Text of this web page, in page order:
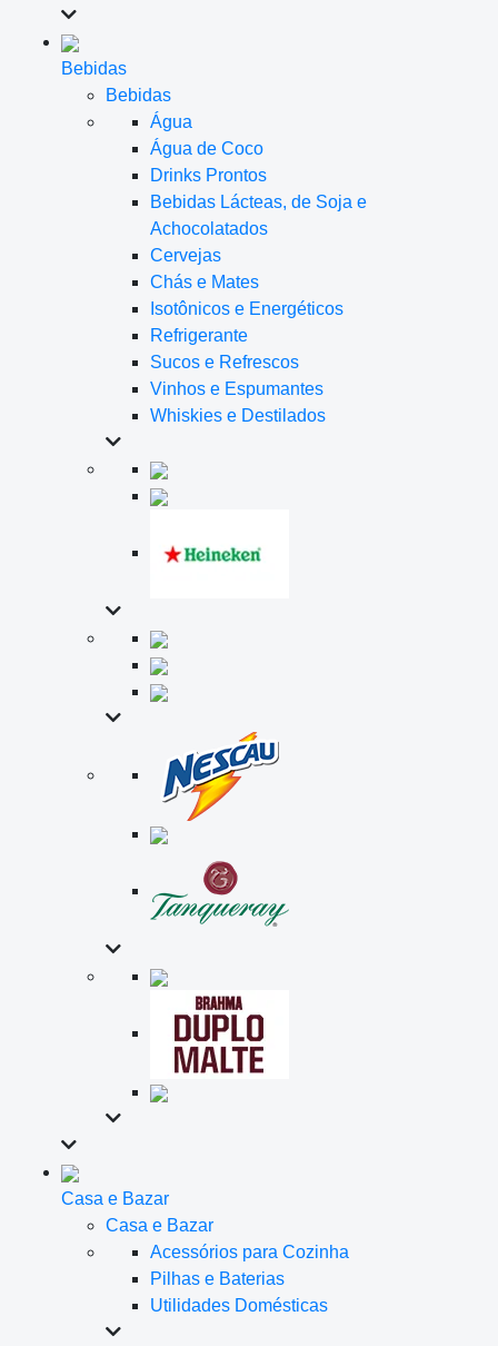
Bebidas
Bebidas
Água
Água de Coco
Drinks Prontos
Bebidas Lácteas, de Soja e
Achocolatados
Cervejas
Chás e Mates
Isotônicos e Energéticos
Refrigerante
Sucos e Refrescos
Vinhos e Espumantes
Whiskies e Destilados
Casa e Bazar
Casa e Bazar
Acessórios para Cozinha
Pilhas e Baterias
Utilidades Domésticas